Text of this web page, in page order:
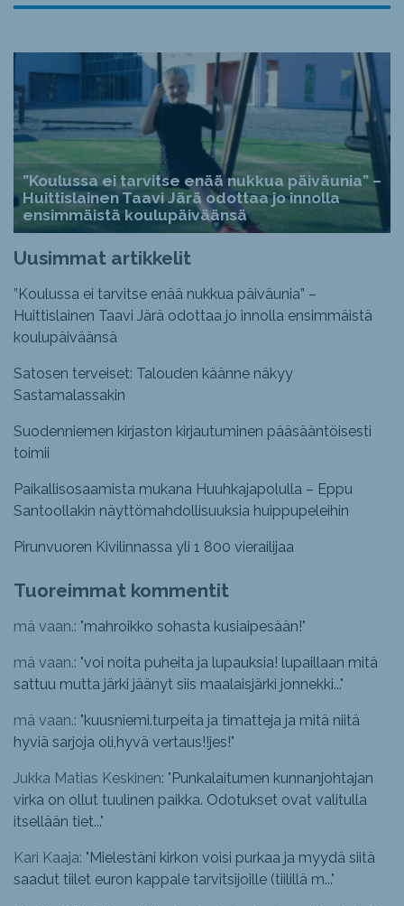
”Koulussa ei tarvitse enää nukkua päiväunia” –
Huittislainen Taavi Järä odottaa jo innolla
ensimmäistä koulupäiväänsä
Uusimmat artikkelit
”Koulussa ei tarvitse enää nukkua päiväunia” –
Huittislainen Taavi Järä odottaa jo innolla ensimmäistä
koulupäiväänsä
Satosen terveiset: Talouden käänne näkyy
Sastamalassakin
Suodenniemen kirjaston kirjautuminen pääsääntöisesti
toimii
Paikallisosaamista mukana Huuhkajapolulla – Eppu
Santoollakin näyttömahdollisuuksia huippupeleihin
Pirunvuoren Kivilinnassa yli 1 800 vierailijaa
Tuoreimmat kommentit
mä vaan.: "mahroikko sohasta kusiaipesään!"
mä vaan.: "voi noita puheita ja lupauksia! lupaillaan mitä
sattuu mutta järki jäänyt siis maalaisjärki jonnekki..."
mä vaan.: "kuusniemi.turpeita ja timatteja ja mitä niitä
hyviä sarjoja oli,hyvä vertaus!!jes!"
Jukka Matias Keskinen: "Punkalaitumen kunnanjohtajan
virka on ollut tuulinen paikka. Odotukset ovat valitulla
itsellään tiet..."
Kari Kaaja: "Mielestäni kirkon voisi purkaa ja myydä siitä
saadut tiilet euron kappale tarvitsijoille (tiilillä m..."